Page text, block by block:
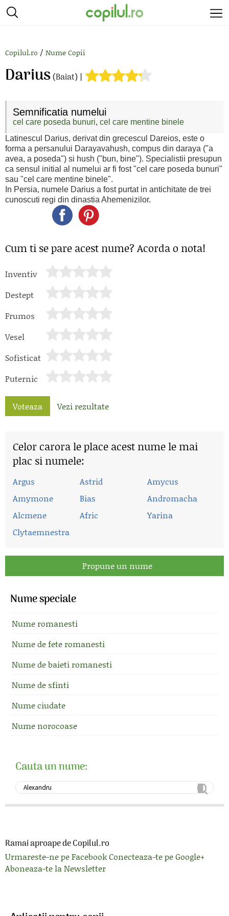
Copilul.ro / Nume Copii
Darius(Baiat) |
Semnificatia numelui
cel care poseda bunuri, cel care mentine binele
Latinescul Darius, derivat din grecescul Dareios, este o
forma a persanului Darayavahush, compus din daraya ("a
avea, a poseda") si hush ("bun, bine"). Specialistii presupun
ca sensul initial al numelui ar fi fost "cel care poseda bunuri"
sau "cel care mentine binele".
In Persia, numele Darius a fost purtat in antichitate de trei
cunoscuti regi din dinastia Ahemenizilor.
Cum ti se pare acest nume? Acorda o nota!
Inventiv
Destept
Frumos
Vesel
Sofisticat
Puternic
Voteaza Vezi rezultate
Celor carora le place acest nume le mai
plac si numele:
Argus Astrid
Amycus
Amymone
Bias
Andromacha
Alcmene
Afric
Yarina
Clytaemnestra
Propune un nume
Nume speciale
Nume romanesti
Nume de fete romanesti
Nume de baieti romanesti
Nume de sfinti
Nume ciudate
Nume norocoase
Cauta un nume:
Ramai aproape de Copilul.ro
Urmareste-ne pe FacebookConecteaza-te pe Google+
Aboneaza-te la Newsletter